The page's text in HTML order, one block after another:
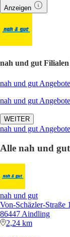
Anzeigen
nah und gut
nah und gut
nah und gut
WEITER
nah und gut
Alle nah und
nah und gut
Von-Schäzler-Straße
86447 Aindling
2,24 km